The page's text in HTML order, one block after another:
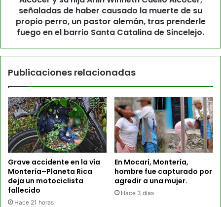
señaladas de haber causado la muerte de su
propio perro, un pastor alemán, tras prenderle
fuego en el barrio Santa Catalina de Sincelejo.
Publicaciones relacionadas
Grave accidente en la vía
Montería–Planeta Rica
deja un motociclista
fallecido
Hace 21 horas
En Mocarí, Montería,
hombre fue capturado por
agredir a una mujer.
Hace 3 días